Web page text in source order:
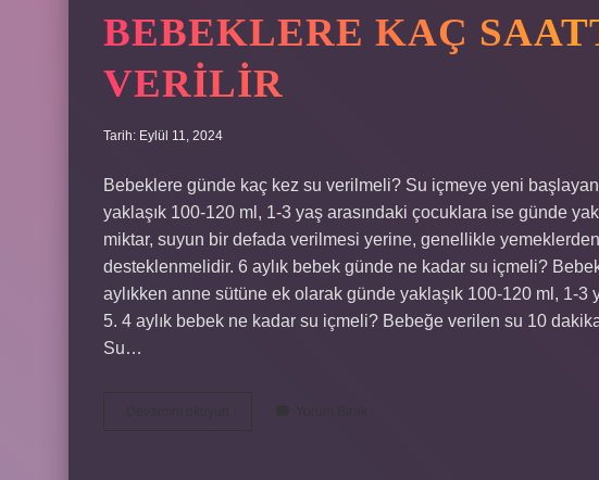
BEBEKLERE KAÇ
VERILIR
Tarih: Eylül 11, 2024
Bebeklere günde kaç kez su verilmeli? Su içmeye yeni
yaklaşık 100-120 ml, 1-3 yaş arasındaki çocuklara ise günde
miktar, suyun bir defada verilmesi yerine, genellikle
desteklenmelidir. 6 aylık bebek günde ne kadar su içmeli?
aylıkken anne sütüne ek olarak günde yaklaşık 100-120 ml, 1-
5. 4 aylık bebek ne kadar su içmeli? Bebeğe verilen su 10 dakika
Su…